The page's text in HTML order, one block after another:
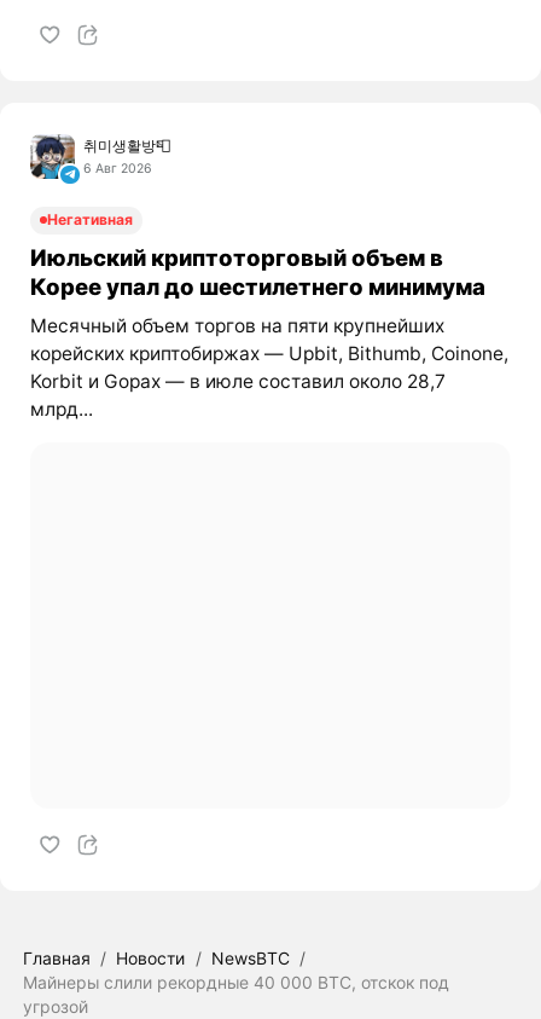
취미생활방📮
6 Авг 2026
Негативная
Июльский криптоторговый объем в
Корее упал до шестилетнего минимума
Месячный объем торгов на пяти крупнейших
корейских криптобиржах — Upbit, Bithumb, Coinone,
Korbit и Gopax — в июле составил около 28,7
млрд...
Главная / Новости / NewsBTC /
Майнеры слили рекордные 40 000 BTC, отскок под
угрозой